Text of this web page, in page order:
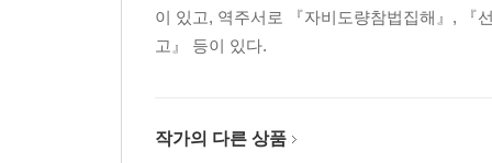
사내대장부 好漢 63
자기 마음 가운데서 태어난다 生自心中 64
전생의 과보를 받는다 酬宿報 68
이 있고, 역주서로 『자비도량참법집해』, 『
고』 등이 있다.
작가의 다른 상품